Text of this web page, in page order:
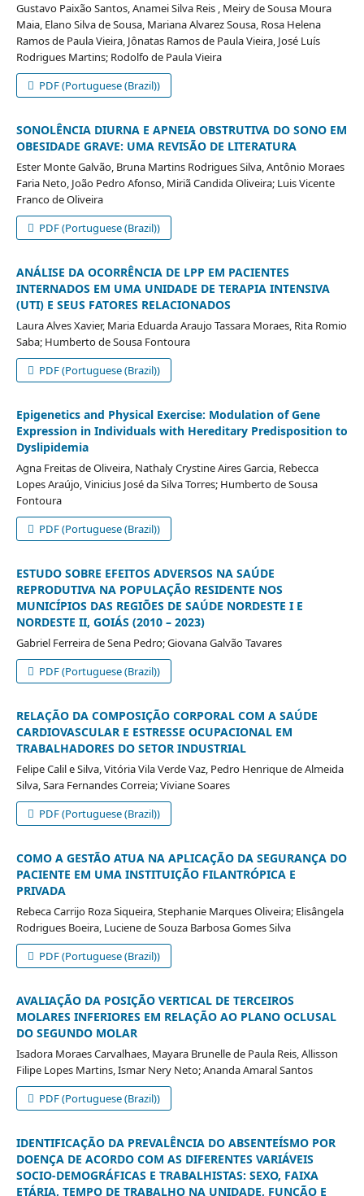
Gustavo Paixão Santos, Anamei Silva Reis , Meiry de Sousa Moura
Maia, Elano Silva de Sousa, Mariana Alvarez Sousa, Rosa Helena
Ramos de Paula Vieira, Jônatas Ramos de Paula Vieira, José Luís
Rodrigues Martins; Rodolfo de Paula Vieira
PDF (Portuguese (Brazil))
SONOLÊNCIA DIURNA E APNEIA OBSTRUTIVA DO SONO EM
OBESIDADE GRAVE: UMA REVISÃO DE LITERATURA
Ester Monte Galvão, Bruna Martins Rodrigues Silva, Antônio Moraes
Faria Neto, João Pedro Afonso, Miriã Candida Oliveira; Luis Vicente
Franco de Oliveira
PDF (Portuguese (Brazil))
ANÁLISE DA OCORRÊNCIA DE LPP EM PACIENTES
INTERNADOS EM UMA UNIDADE DE TERAPIA INTENSIVA
(UTI) E SEUS FATORES RELACIONADOS
Laura Alves Xavier, Maria Eduarda Araujo Tassara Moraes, Rita Romio
Saba; Humberto de Sousa Fontoura
PDF (Portuguese (Brazil))
Epigenetics and Physical Exercise: Modulation of Gene
Expression in Individuals with Hereditary Predisposition to
Dyslipidemia
Agna Freitas de Oliveira, Nathaly Crystine Aires Garcia, Rebecca
Lopes Araújo, Vinicius José da Silva Torres; Humberto de Sousa
Fontoura
PDF (Portuguese (Brazil))
ESTUDO SOBRE EFEITOS ADVERSOS NA SAÚDE
REPRODUTIVA NA POPULAÇÃO RESIDENTE NOS
MUNICÍPIOS DAS REGIÕES DE SAÚDE NORDESTE I E
NORDESTE II, GOIÁS (2010 – 2023)
Gabriel Ferreira de Sena Pedro; Giovana Galvão Tavares
PDF (Portuguese (Brazil))
RELAÇÃO DA COMPOSIÇÃO CORPORAL COM A SAÚDE
CARDIOVASCULAR E ESTRESSE OCUPACIONAL EM
TRABALHADORES DO SETOR INDUSTRIAL
Felipe Calil e Silva, Vitória Vila Verde Vaz, Pedro Henrique de Almeida
Silva, Sara Fernandes Correia; Viviane Soares
PDF (Portuguese (Brazil))
COMO A GESTÃO ATUA NA APLICAÇÃO DA SEGURANÇA DO
PACIENTE EM UMA INSTITUIÇÃO FILANTRÓPICA E
PRIVADA
Rebeca Carrijo Roza Siqueira, Stephanie Marques Oliveira; Elisângela
Rodrigues Boeira, Luciene de Souza Barbosa Gomes Silva
PDF (Portuguese (Brazil))
AVALIAÇÃO DA POSIÇÃO VERTICAL DE TERCEIROS
MOLARES INFERIORES EM RELAÇÃO AO PLANO OCLUSAL
DO SEGUNDO MOLAR
Isadora Moraes Carvalhaes, Mayara Brunelle de Paula Reis, Allisson
Filipe Lopes Martins, Ismar Nery Neto; Ananda Amaral Santos
PDF (Portuguese (Brazil))
IDENTIFICAÇÃO DA PREVALÊNCIA DO ABSENTEÍSMO POR
DOENÇA DE ACORDO COM AS DIFERENTES VARIÁVEIS
SOCIO-DEMOGRÁFICAS E TRABALHISTAS: SEXO, FAIXA
ETÁRIA, TEMPO DE TRABALHO NA UNIDADE, FUNÇÃO E